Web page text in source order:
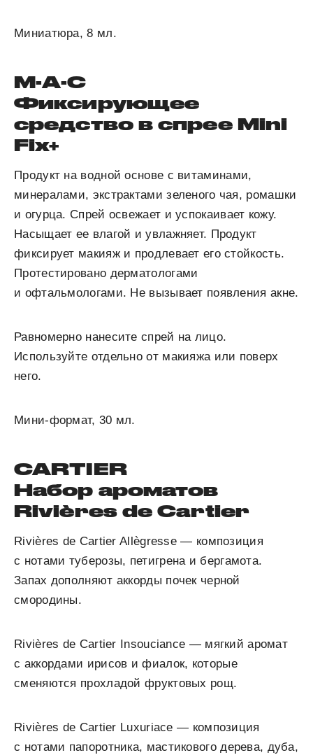
Миниатюра, 8 мл.
M·A·C
Фиксирующее
средство в спрее Mini
Fix+
Продукт на водной основе с витаминами,
минералами, экстрактами зеленого чая, ромашки
и огурца. Спрей освежает и успокаивает кожу.
Насыщает ее влагой и увлажняет. Продукт
фиксирует макияж и продлевает его стойкость.
Протестировано дерматологами
и офтальмологами. Не вызывает появления акне.
Равномерно нанесите спрей на лицо.
Используйте отдельно от макияжа или поверх
него.
Мини-формат, 30 мл.
CARTIER
Набор ароматов
Rivières de Cartier
Rivières de Cartier Allègresse — композиция
с нотами туберозы, петигрена и бергамота.
Запах дополняют аккорды почек черной
смородины.
Rivières de Cartier Insouciance — мягкий аромат
с аккордами ирисов и фиалок, которые
сменяются прохладой фруктовых рощ.
Rivières de Cartier Luxuriace — композиция
с нотами папоротника, мастикового дерева, дуба,